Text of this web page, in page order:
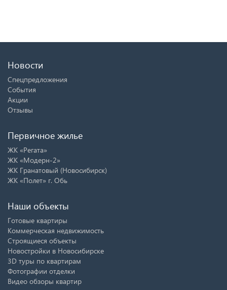
Новости
Спецпредложения
События
Акции
Отзывы
Первичное жилье
ЖК «Регата»
ЖК «Модерн-2»
ЖК Гранатовый (Новосибирск)
ЖК «Полет» г. Обь
Наши объекты
Готовые квартиры
Коммерческая недвижимость
Строящиеся объекты
Новостройки в Новосибирске
3D туры по квартирам
Фотографии отделки
Видео обзоры квартир